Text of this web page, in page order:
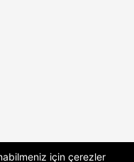
için çerezler